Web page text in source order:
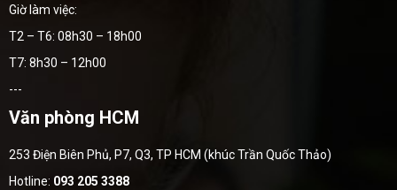
Giờ làm việc:
T2 – T6: 08h30 – 18h00
T7: 8h30 – 12h00
---
Văn phòng HCM
253 Điện Biên Phủ, P7, Q3, TP HCM (khúc Trần Quốc Thảo)
Hotline: 093 205 3388